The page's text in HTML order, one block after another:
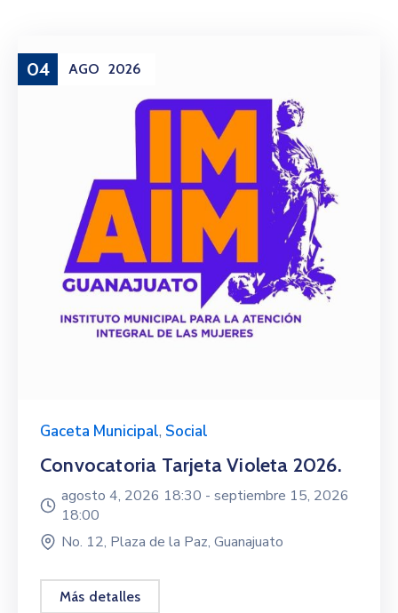
04 AGO 2026
Gaceta Municipal, Social
Convocatoria Tarjeta Violeta 2026.
agosto 4, 2026 18:30 - septiembre 15, 2026
18:00
No. 12, Plaza de la Paz, Guanajuato
Más detalles